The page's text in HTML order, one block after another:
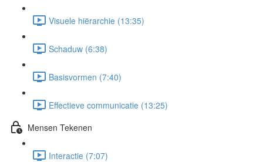
Visuele hiërarchie (13:35)
Schaduw (6:38)
Basisvormen (7:40)
Effectieve communicatie (13:25)
Mensen Tekenen
Interactie (7:07)